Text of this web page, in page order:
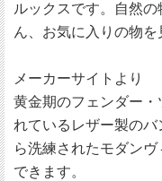
ルックスです。自然
ん、お気に入りの物を
メーカーサイトより
黄金期のフェンダー
れているレザー製の
ら洗練されたモダン
できます。